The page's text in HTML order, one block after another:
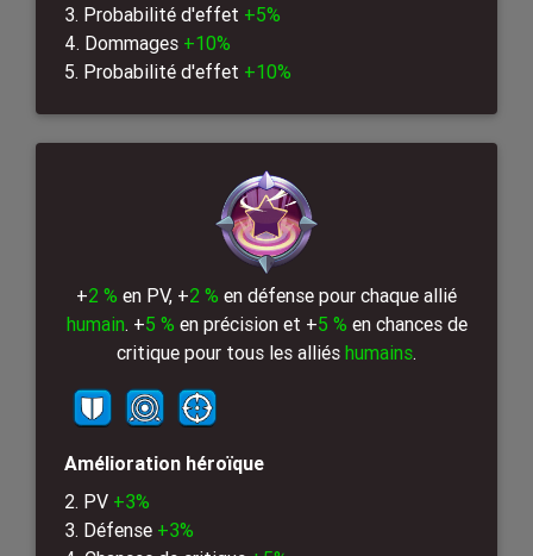
3. Probabilité d'effet +5%
4. Dommages +10%
5. Probabilité d'effet +10%
+2 % en PV, +2 % en défense pour chaque allié
humain. +5 % en précision et +5 % en chances de
critique pour tous les alliés humains.
Amélioration héroïque
2. PV +3%
3. Défense +3%